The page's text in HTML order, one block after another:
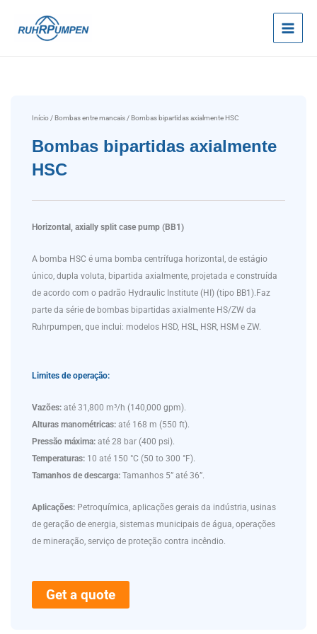
para
Início /Bombas entre mancais / Bombas bipartidas axialmente HSC
Bombas bipartidas axialmente
HSC
Horizontal, axially split case pump (BB1)
A bomba HSC é uma bomba centrífuga horizontal, de estágio
único, dupla voluta, bipartida axialmente, projetada e construída
de acordo com o padrão Hydraulic Institute (HI) (tipo BB1).Faz
parte da série de bombas bipartidas axialmente HS/ZW da
Ruhrpumpen, que inclui: modelos HSD, HSL, HSR, HSM e ZW.
Limites de operação:
Vazões: até 31,800 m³/h (140,000 gpm).
Alturas manométricas: até 168 m (550 ft).
Pressão máxima: até 28 bar (400 psi).
Temperaturas: 10 até 150 °C (50 to 300 °F).
Tamanhos de descarga: Tamanhos 5” até 36”.
Aplicações: Petroquímica, aplicações gerais da indústria, usinas
de geração de energia, sistemas municipais de água, operações
de mineração, serviço de proteção contra incêndio.
Get a quote